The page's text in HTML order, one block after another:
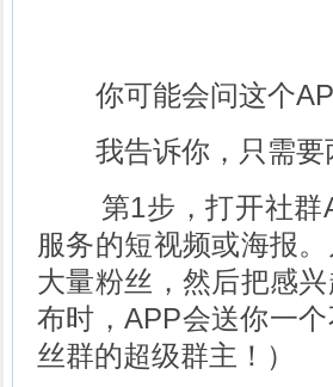
你可能会问这个
我告诉你，只需要
第1步，打开社群
服务的短视频或海报
大量粉丝，然后把感
布时，APP会送你一
丝群的超级群主！）